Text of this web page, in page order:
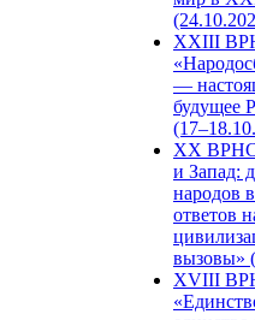
XXIII
—
будущее
XX ВРНС
и Запад:
народов
ответов
вызовы»
XVIII